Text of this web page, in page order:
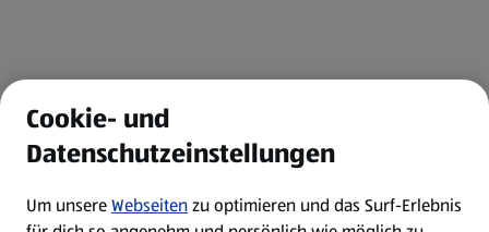
Cookie- und
Datenschutzeinstellungen
Um unsereWebseitenzu optimieren und das Surf-Erlebnis